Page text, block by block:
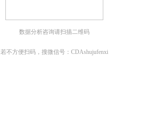
数据分析咨询请扫描二维码
若不方便扫码，搜微信号：CDAshujufenxi